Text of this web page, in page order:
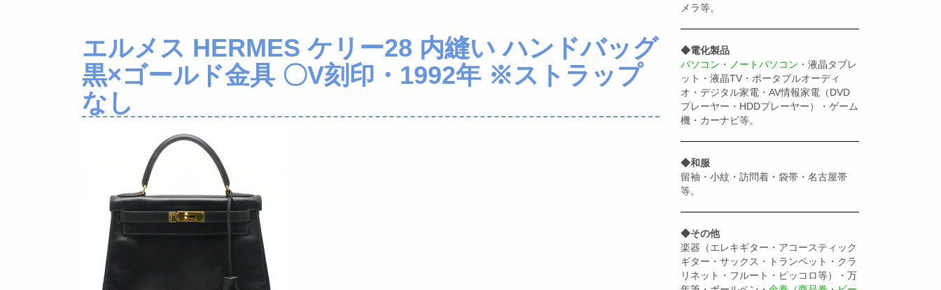
エルメス HERMES ケリー28 内縫い ハンドバッグ
黒×ゴールド金具 〇V刻印・1992年 ※ストラップ
なし
メラ等。
◆電化製品
パソコン ・ ノートパソコン ・液晶タブレ
ット・液晶TV・ポータブルオーディ
オ・デジタル家電・AV情報家電（DVD
プレーヤー・HDDプレーヤー）・ゲーム
機・カーナビ等。
◆和服
留袖・小紋・訪問着・袋帯・名古屋帯
等。
◆その他
楽器（エレキギター・アコースティック
ギター・サックス・トランペット・クラ
リネット・フルート・ピッコロ等）・万